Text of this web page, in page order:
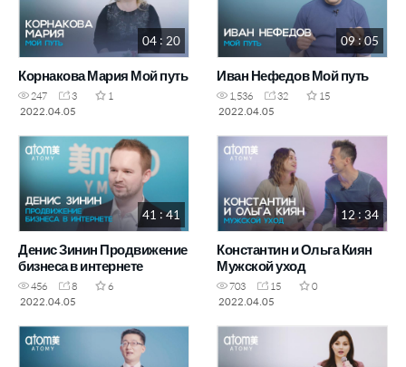
04 : 20
Корнакова Мария Мой путь
247 3
1
2022.04.05
09 : 05
Иван Нефедов Мой путь
1,536 32
15
2022.04.05
41 : 41
Денис Зинин Продвижение
бизнеса в интернете
456 8
6
2022.04.05
12 : 34
Константин и Ольга Киян
Мужской уход
703 15
0
2022.04.05